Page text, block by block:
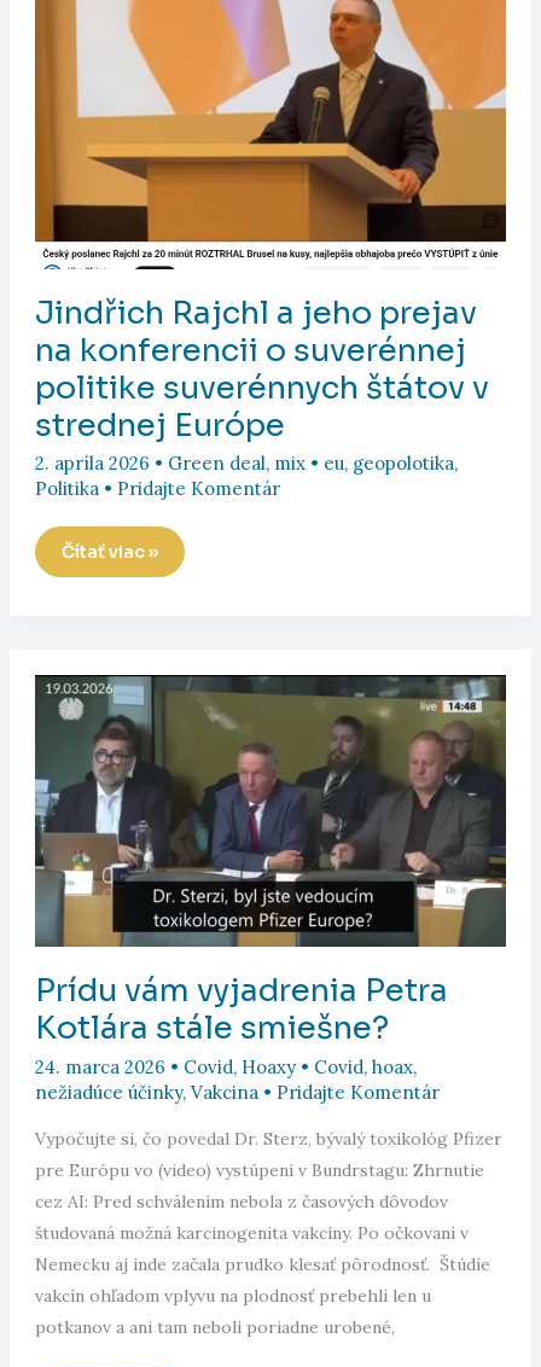
Hrnkom
slovenskej
štátnosti
historických
Jindřich Rajchl a jeho prejav
na konferencii o suverénnej
politike suverénnych štátov v
strednej Európe
2. apríla 2026 • Green deal, mix• eu, geopolotika,
Politika • Pridajte Komentár
Jindřich
a
suverénnej
politike
suverénnych
štátov
strednej
Európe
Čítať viac »
Prídu vám vyjadrenia Petra
Kotlára stále smiešne?
24. marca 2026 • Covid, Hoaxy• Covid, hoax,
nežiadúce účinky, Vakcina • Pridajte Komentár
Vypočujte si, čo povedal Dr. Sterz, bývalý toxikológ Pfizer
pre Európu vo (video) vystúpení v Bundrstagu: Zhrnutie
cez AI: Pred schválením nebola z časových dôvodov
študovaná možná karcinogenita vakcíny. Po očkovaní v
Nemecku aj inde začala prudko klesať pôrodnosť. Štúdie
vakcín ohľadom vplyvu na plodnosť prebehli len u
potkanov a ani tam neboli poriadne urobené,